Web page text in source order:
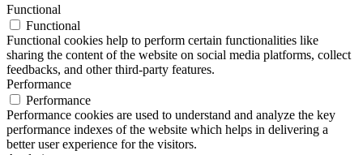
Functional
Functional
Functional cookies help to perform certain functionalities like
sharing the content of the website on social media platforms, collect
feedbacks, and other third-party features.
Performance
Performance
Performance cookies are used to understand and analyze the key
performance indexes of the website which helps in delivering a
better user experience for the visitors.